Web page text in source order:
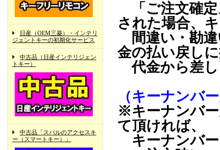
日産（OEM三菱）・インテリ
ジェントキーの初期化サービス
中古品（日産インテリジェン
トキー）
中古品「スバルのアクセスキ
ー（スマートキー）」
「ご注文確定
された場合、
間違い・勘違
金の払い戻し
代金から差し
（キーナンバ
※キーナンバ
て頂ければ、
キーナンバー